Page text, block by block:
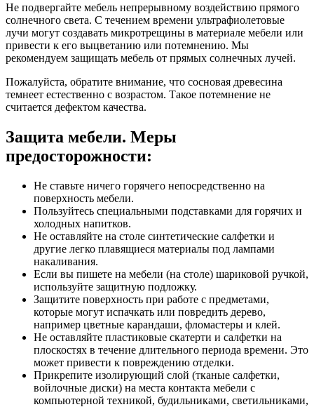
Не подвергайте мебель непрерывному воздействию прямого
солнечного света. С течением времени ультрафиолетовые
лучи могут создавать микротрещины в материале мебели или
привести к его выцветанию или потемнению. Мы
рекомендуем защищать мебель от прямых солнечных лучей.
Пожалуйста, обратите внимание, что сосновая древесина
темнеет естественно с возрастом. Такое потемнение не
считается дефектом качества.
Защита мебели. Меры
предосторожности:
Не ставьте ничего горячего непосредственно на
поверхность мебели.
Пользуйтесь специальными подставками для горячих и
холодных напитков.
Не оставляйте на столе синтетические салфетки и
другие легко плавящиеся материалы под лампами
накаливания.
Если вы пишете на мебели (на столе) шариковой ручкой,
используйте защитную подложку.
Защитите поверхность при работе с предметами,
которые могут испачкать или повредить дерево,
например цветные карандаши, фломастеры и клей.
Не оставляйте пластиковые скатерти и салфетки на
плоскостях в течение длительного периода времени. Это
может привести к повреждению отделки.
Прикрепите изолирующий слой (тканые салфетки,
войлочные диски) на места контакта мебели с
компьютерной техникой, будильниками, светильниками,